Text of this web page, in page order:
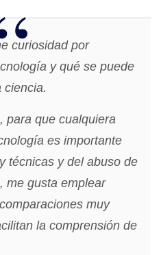
curiosidad por
y qué se puede
ciencia.
para que cualquiera
es importante
técnicas y del abuso de
me gusta emplear
muy
la comprensión de